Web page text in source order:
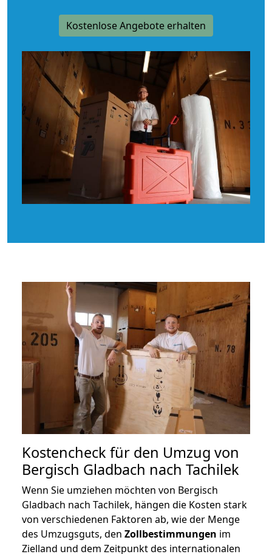
Kostenlose Angebote erhalten
Kostencheck für den Umzug von
Bergisch Gladbach nach Tachilek
Wenn Sie umziehen möchten von Bergisch
Gladbach nach Tachilek, hängen die Kosten stark
von verschiedenen Faktoren ab, wie der Menge
des Umzugsguts, den Zollbestimmungen im
Zielland und dem Zeitpunkt des internationalen